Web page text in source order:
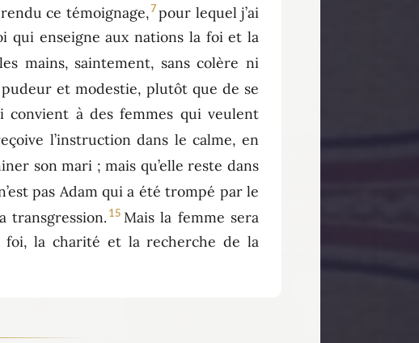
ce témoignage,7 pour lequel j’ai
qui enseigne aux nations la foi et la
mains, saintement, sans colère ni
et modestie, plutôt que de se
convient à des femmes qui veulent
l’instruction dans le calme, en
son mari ; mais qu’elle reste dans
pas Adam qui a été trompé par le
transgression. 15 Mais la femme sera
foi, la charité et la recherche de la